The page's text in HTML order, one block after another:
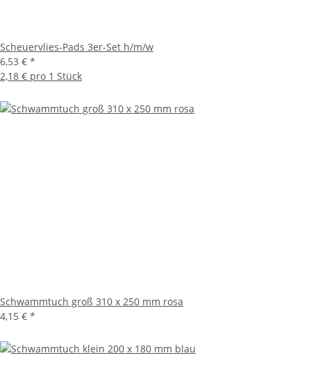
Scheuervlies-Pads 3er-Set h/m/w
6,53 € *
2,18 € pro 1 Stück
Schwammtuch groß 310 x 250 mm rosa
4,15 € *